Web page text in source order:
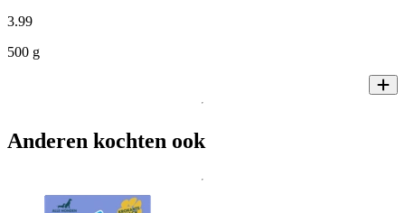
3.99
500 g
Anderen kochten ook